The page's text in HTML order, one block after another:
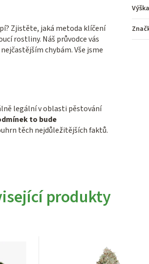
Zjistěte, jaká metoda klíčení
rostliny. Náš průvodce vás
chybám. Vše jsme
legální v oblasti pěstování
to bude
těch nejdůležitějších faktů.
Výška
produkty